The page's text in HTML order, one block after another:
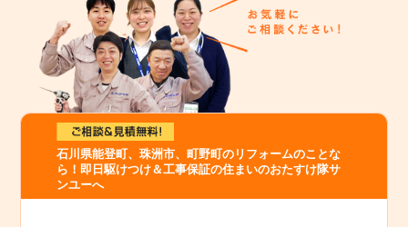
石川県能登町、珠洲市、町野町のリフォームのことな
ら！即日駆けつけ＆工事保証の住まいのおたすけ隊サ
ンユーへ